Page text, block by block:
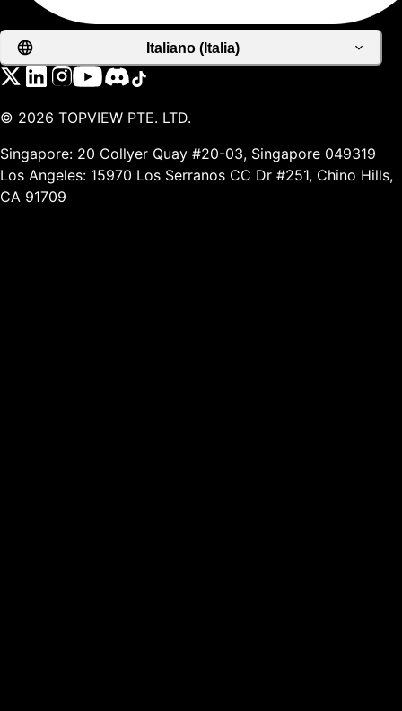
Italiano (Italia)
© 2026 TOPVIEW PTE. LTD.
Singapore: 20 Collyer Quay #20-03, Singapore 049319
Los Angeles: 15970 Los Serranos CC Dr #251, Chino Hills,
CA 91709